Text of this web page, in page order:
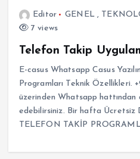
Editor GENEL,
7 views
Telefon Takip
E-casus Whatsapp Casus
Programları Teknik Özellikleri.
üzerinden Whatsapp hattından
edebilirsiniz. Bir hafta Ücretsiz
TELEFON TAKİP